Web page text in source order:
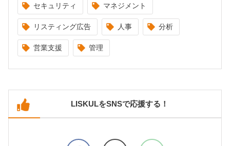
セキュリティ マネジメント
リスティング広告 人事 分析
営業支援 管理
LISKULをSNSで応援する！